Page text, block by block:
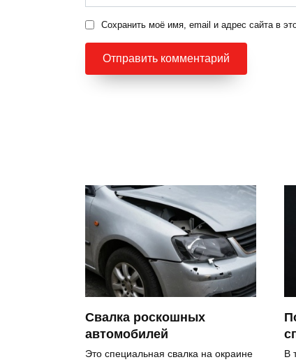
Сохранить моё имя, email и адрес сайта в
Свалка роскошных
автомобилей
Это специальная свалка на окраине
В